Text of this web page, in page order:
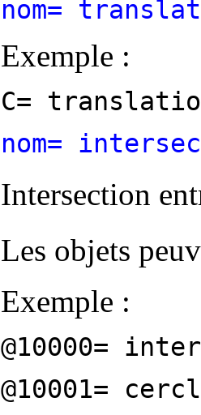
nom=
Exemple :
C=
nom=
Intersection
Les objets
Exemple :
@10000=
@10001=